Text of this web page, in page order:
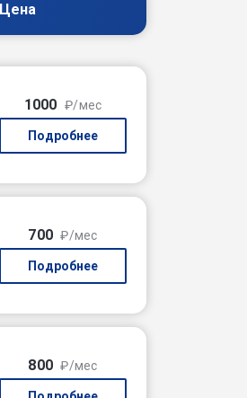
Цена
1000 ₽/мес
Подробнее
700 ₽/мес
Подробнее
800 ₽/мес